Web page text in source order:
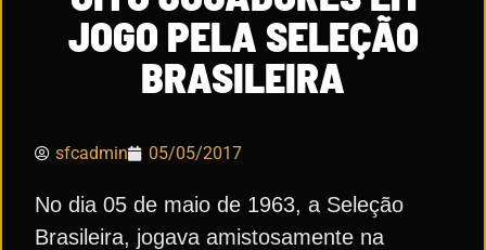
JOGO PELA SELEÇÃO
BRASILEIRA
sfcadmin 05/05/2017
No dia 05 de maio de 1963, a Seleção
Brasileira, jogava amistosamente na